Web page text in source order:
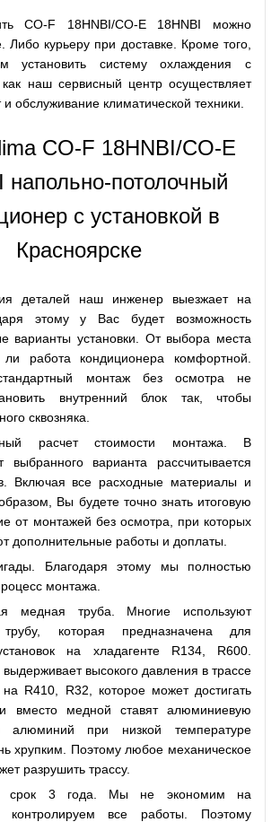
CO-F 18HNBI/CO-E 18HNBI можно
Либо курьеру при доставке. Кроме того,
установить систему охлаждения с
как наш сервисный центр осуществляет
обслуживание климатической техники.
CO-F 18HNBI/CO-E
напольно-потолочный
с установкой в
Красноярске
деталей наш инженер выезжает на
этому у Вас будет возможность
варианты установки. От выбора места
ли работа кондиционера комфортной.
монтаж без осмотра не
внутренний блок так, чтобы
сквозняка.
расчет стоимости монтажа. В
выбранного варианта рассчитывается
Включая все расходные материалы и
Вы будете точно знать итоговую
от монтажей без осмотра, при которых
дополнительные работы и доплаты.
Благодаря этому мы полностью
монтажа.
медная труба. Многие используют
трубу, которая предназначена для
на хладагенте R134, R600.
высокого давления в трассе
на R410, R32, которое может достигать
вместо медной ставят алюминиевую
алюминий при низкой температуре
хрупким. Поэтому любое механическое
разрушить трассу.
срок 3 года. Мы не экономим на
контролируем все работы. Поэтому